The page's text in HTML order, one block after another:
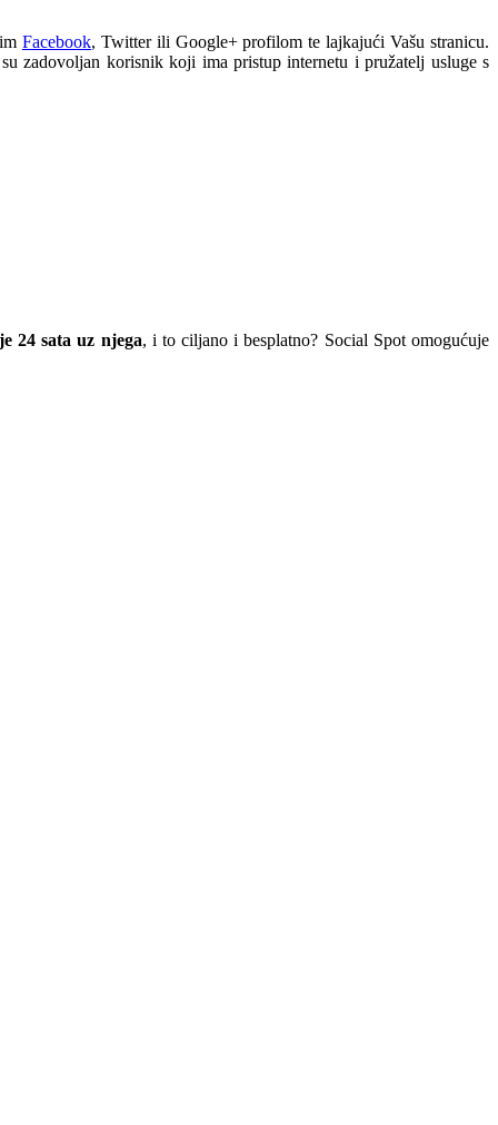
Facebook, Twitter ili Google+ profilom te lajkajući Vašu stranicu.
zadovoljan korisnik koji ima pristup internetu i pružatelj usluge s
24 sata uz njega, i to ciljano i besplatno? Social Spot omogućuje